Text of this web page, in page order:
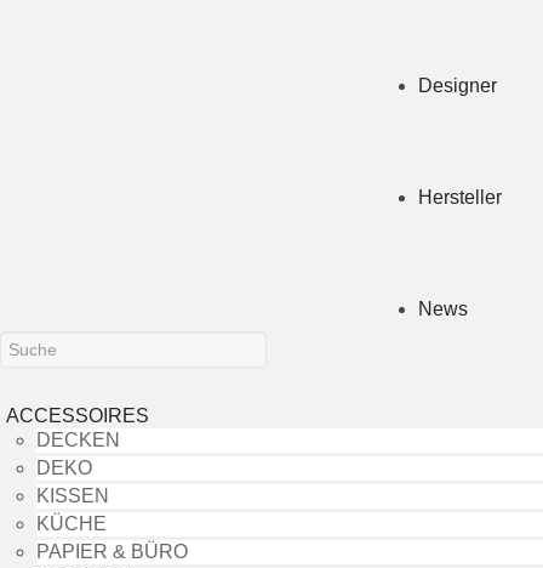
Designer
Hersteller
News
ACCESSOIRES
DECKEN
DEKO
KISSEN
KÜCHE
PAPIER & BÜRO